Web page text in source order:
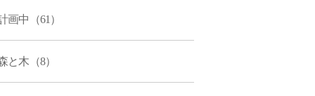
画中（61）
と木（8）